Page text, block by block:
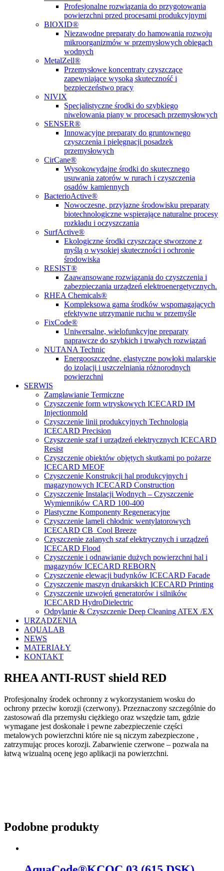
Profesjonalne rozwiązania do przygotowania
powierzchni przed procesami produkcyjnymi
BIOXID®
Niezawodne preparaty do hamowania rozwoju
mikroorganizmów w przemysłowych obiegach
wodnych
MetalZell®
Przemysłowe koncentraty czyszczące
zapewniające wysoką skuteczność i
bezpieczeństwo pracy
NIVIX
Specjalistyczne środki do szybkiego
niwelowania piany w procesach przemysłowych
SENSER®
Innowacyjne preparaty do gruntownego
czyszczenia i pielęgnacji posadzek
przemysłowych
CirCane®
Wysokowydajne środki do skutecznego
usuwania zatorów w rurach i czyszczenia
osadów kamiennych
BacterioActive®
Nowoczesne, przyjazne środowisku preparaty
biotechnologiczne wspierające naturalne procesy
rozkładu i oczyszczania
SurfActive®
Ekologiczne środki czyszczące stworzone z
myślą o wysokiej skuteczności i ochronie
środowiska
RESIST®
Zaawansowane rozwiązania do czyszczenia i
zabezpieczania urządzeń elektroenergetycznych.
RHEA Chemicals®
Kompleksowa gama środków wspomagających
efektywne utrzymanie ruchu w przemyśle
FixCode®
Uniwersalne, wielofunkcyjne preparaty
naprawcze do szybkich i trwałych rozwiązań
NUTANA Technic
Energooszczędne, elastyczne powłoki malarskie
do izolacji i uszczelniania różnorodnych
powierzchni
SERWIS
Zamgławianie Termiczne
Czyszczenie form wtryskowych ICECARD IM
Injectionmold
Czyszczenie linii produkcyjnych Technologią
ICECARD Precision
Czyszczenie szaf i urządzeń elektrycznych ICECARD
Resist
Czyszczenie obiektów objętych skutkami po pożarze
ICECARD MEOF
Czyszczenie Konstrukcji hal produkcyjnych i
magazynowych ICECARD Construction
Czyszczenie Instalacji Wodnych – Czyszczenie
Wymienników CARD 100-400
Plastyczne Komponenty Regeneracyjne
Czyszczenie lameli chłodnic wentylatorowych
ICECARD CB Cool Breeze
Czyszczenie zalanych szaf elektrycznych i urządzeń
ICECARD Flood
Czyszczenie i odnawianie dużych powierzchni hal i
magazynów ICECARD REBORN
Czyszczenie elewacji budynków ICECARD Facade
Czyszczenie maszyn drukarskich ICECARD Printing
Czyszczenie uzwojeń generatorów i silników
ICECARD HydroDielectric
Odpylanie & Czyszczenie Deep Cleaning ATEX /EX
URZĄDZENIA
AQUALAB
NEWS
MATERIAŁY
KONTAKT
RHEA ANTI-RUST shield RED
Profesjonalny środek ochronny z wykorzystaniem wosku do
ochrony przeciw korozji (czerwony). Przeznaczony szczególnie do
zastosowań dla przemysłu ciężkiego oraz wszędzie tam, gdzie
wymagane jest doskonałe i pewne zabezpieczenie części
metalowych powierzchni które nie są niczym zabezpieczone ,
zatrzymując proces korozji. Zabarwienie czerwone – pozwala na
łatwą wizualną ocenę jego aplikacji na powierzchni.
Podobne produkty